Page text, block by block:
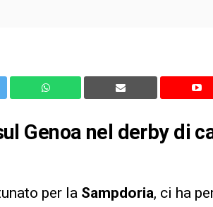
Genoa nel derby di
per la Sampdoria, ci ha